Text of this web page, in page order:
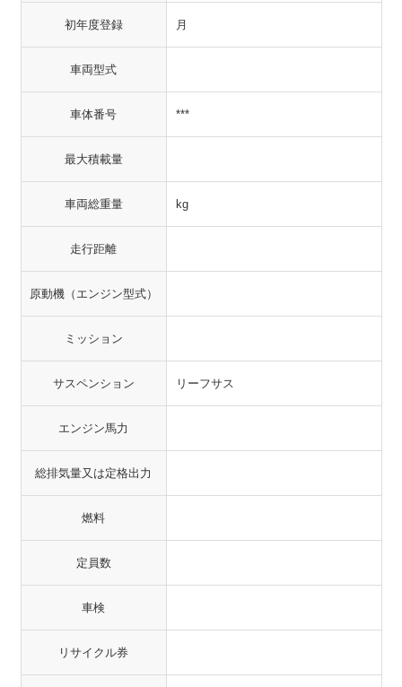
初年度登録 月
車両型式
車体番号 ***
最大積載量
車両総重量 kg
走行距離
原動機（エンジン型式）
ミッション
サスペンション リーフサス
エンジン馬力
総排気量又は定格出力
燃料
定員数
車検
リサイクル券